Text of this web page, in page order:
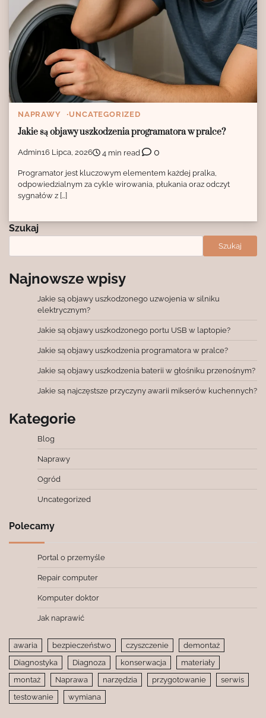
NAPRAWY UNCATEGORIZED
Jakie są objawy uszkodzenia programatora w pralce?
Admin16 Lipca, 2026 4 min read 0
Programator jest kluczowym elementem każdej pralka,
odpowiedzialnym za cykle wirowania, płukania oraz odczyt
sygnałów z […]
Szukaj
Szukaj
Najnowsze wpisy
Jakie są objawy uszkodzonego uzwojenia w silniku
elektrycznym?
Jakie są objawy uszkodzonego portu USB w laptopie?
Jakie są objawy uszkodzenia programatora w pralce?
Jakie są objawy uszkodzenia baterii w głośniku przenośnym?
Jakie są najczęstsze przyczyny awarii mikserów kuchennych?
Kategorie
Blog
Naprawy
Ogród
Uncategorized
Polecamy
Portal o przemyśle
Repair computer
Komputer doktor
Jak naprawić
awaria bezpieczeństwo czyszczenie
demontaż
Diagnostyka
Diagnoza konserwacja
materiały
montaż
Naprawa narzędzia przygotowanie
serwis
testowanie
wymiana